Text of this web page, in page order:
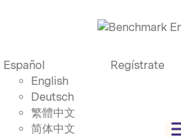
Español
English
Deutsch
繁體中文
简体中文
Regístrate